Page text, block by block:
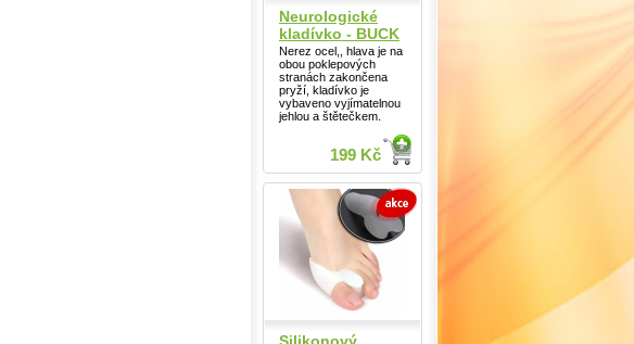
Neurologické
kladívko - BUCK
Nerez ocel,, hlava je na
obou poklepových
stranách zakončena
pryží, kladívko je
vybaveno vyjímatelnou
jehlou a štětečkem.
199 Kč
Silikonový